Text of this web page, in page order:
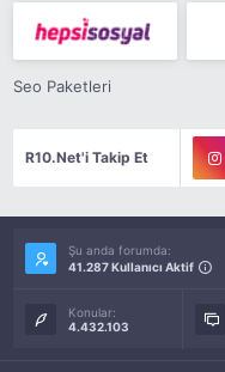
Seo Paketleri
R10.Net'i Takip Et
Şu anda forumda:
41.287 Kullanıcı Aktif
Konular:
4.432.103